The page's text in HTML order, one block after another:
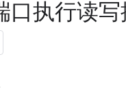
口执行读写